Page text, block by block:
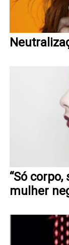
“Só
mulher